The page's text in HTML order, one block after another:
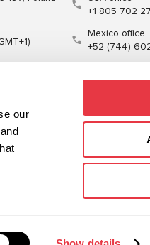
our
+1 805 702
Mexico office
+52 (744)